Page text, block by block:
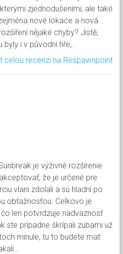
zjednodušeními, ale také
nové lokace a nová
nějaké chyby? Jistě,
i v původní hře,...
celou recenzi na Respawnpoint
je výživné rozšírenie
že je určené pre
vlani zdolali a sú hladní po
obťažnosťou. Celkovo je
len potvrdzuje nadväznosť
ste prípadne škrípali zubami už
minule, tu to budete mať